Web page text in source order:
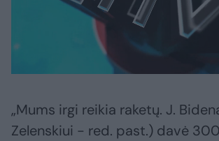
„Mums irgi reikia raketų. J.
Zelenskiui - red. past.) davė